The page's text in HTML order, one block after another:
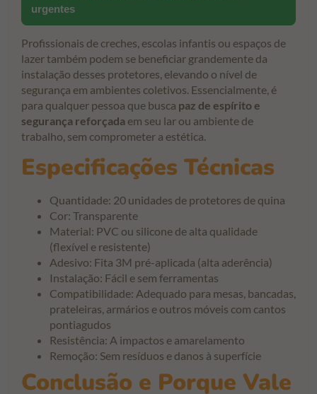
urgentes
Profissionais de creches, escolas infantis ou espaços de
lazer também podem se beneficiar grandemente da
instalação desses protetores, elevando o nível de
segurança em ambientes coletivos. Essencialmente, é
para qualquer pessoa que busca paz de espírito e
segurança reforçada em seu lar ou ambiente de
trabalho, sem comprometer a estética.
Especificações Técnicas
Quantidade: 20 unidades de protetores de quina
Cor: Transparente
Material: PVC ou silicone de alta qualidade
(flexível e resistente)
Adesivo: Fita 3M pré-aplicada (alta aderência)
Instalação: Fácil e sem ferramentas
Compatibilidade: Adequado para mesas, bancadas,
prateleiras, armários e outros móveis com cantos
pontiagudos
Resistência: A impactos e amarelamento
Remoção: Sem resíduos e danos à superfície
Conclusão e Porque Vale